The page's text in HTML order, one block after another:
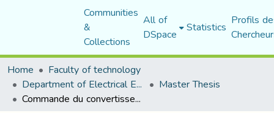
Communities
&
Collections
All of
DSpace Statistics Profils
Home
Faculty of technology
Department of Electrical Engineering Master Thesis
Commande du convertisseur matriciel